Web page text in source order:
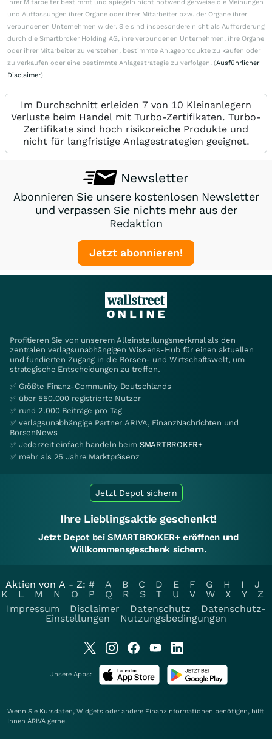
ihrer Mitarbeiter bestimmt und spiegeln nicht notwendigerweise die Meinungen
und Auffassungen ihrer Organe oder ihrer Mitarbeiter bzw. der Organe ihrer
verbundenen Unternehmen wider. Sie sind insbesondere nicht als Aufforderung
durch die Smartbroker Holding AG, ihre verbundenen Unternehmen, ihre Organe
oder ihrer Mitarbeiter zu verstehen, bestimmte Anlageprodukte zu kaufen oder
zu verkaufen oder eine bestimmte Anlagestrategie zu verfolgen. (Ausführlicher
Disclaimer)
Im Durchschnitt erleiden 7 von 10 Kleinanlegern
Verluste beim Handel mit Turbo-Zertifikaten. Turbo-
Zertifikate sind hoch risikoreiche Produkte und
nicht für langfristige Anlagestrategien geeignet.
Newsletter
Abonnieren Sie unsere kostenlosen Newsletter
und verpassen Sie nichts mehr aus der
Redaktion
Jetzt abonnieren!
Profitieren Sie von unserem Alleinstellungsmerkmal als den
zentralen verlagsunabhängigen Wissens-Hub für einen aktuellen
und fundierten Zugang in die Börsen- und Wirtschaftswelt, um
strategische Entscheidungen zu treffen.
✅ Größte Finanz-Community Deutschlands
✅ über 550.000 registrierte Nutzer
✅ rund 2.000 Beiträge pro Tag
✅ verlagsunabhängige Partner ARIVA, FinanzNachrichten und
BörsenNews
✅ Jederzeit einfach handeln beim SMARTBROKER+
✅ mehr als 25 Jahre Marktpräsenz
Jetzt Depot sichern
Ihre Lieblingsaktie geschenkt!
Jetzt Depot bei SMARTBROKER+ eröffnen und
Willkommensgeschenk sichern.
Aktien von A - Z: # A B C D E F G H I
J
K
L M N O P Q R S T U V W X Y
Z
Impressum
Disclaimer Datenschutz
Datenschutz-
Einstellungen
Nutzungsbedingungen
Unsere Apps:
Wenn Sie Kursdaten, Widgets oder andere Finanzinformationen benötigen, hilft
Ihnen ARIVA gerne.